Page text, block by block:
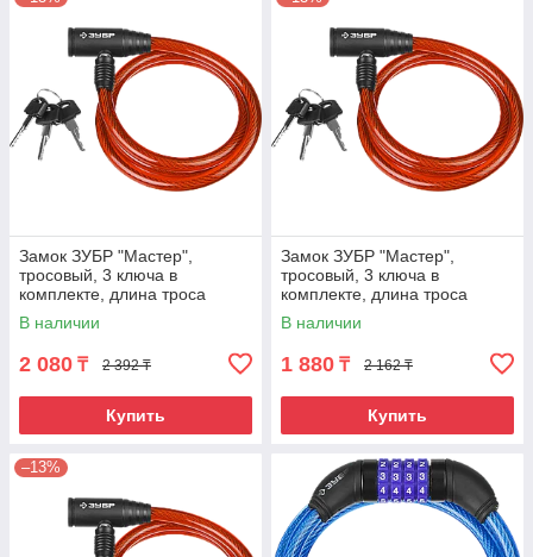
Замок ЗУБР "Мастер",
тросовый, 3 ключа в
комплекте, длина троса
1200мм, d 10мм 950
В наличии
2 080 ₸ 2 392 ₸
Купить
Замок ЗУБР "Мастер",
тросовый, 3 ключа в
комплекте, длина троса
1200мм, d 10мм 650
В наличии
1 880 ₸ 2 162 ₸
Купить
–13%